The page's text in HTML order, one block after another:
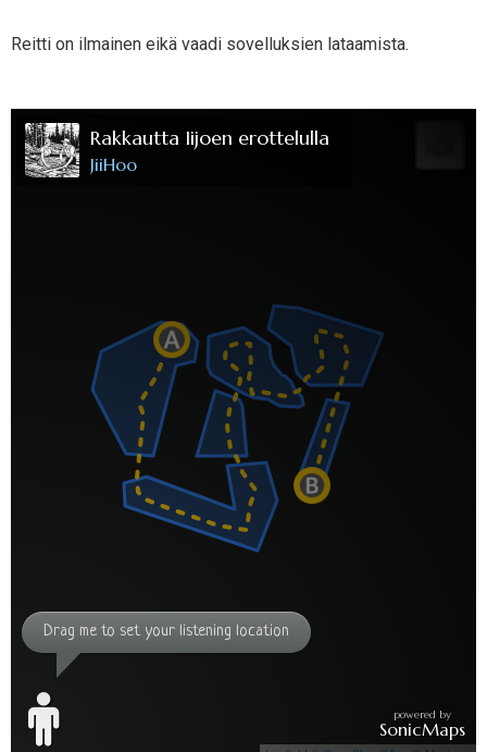
Reitti on ilmainen eikä vaadi sovelluksien lataamista.